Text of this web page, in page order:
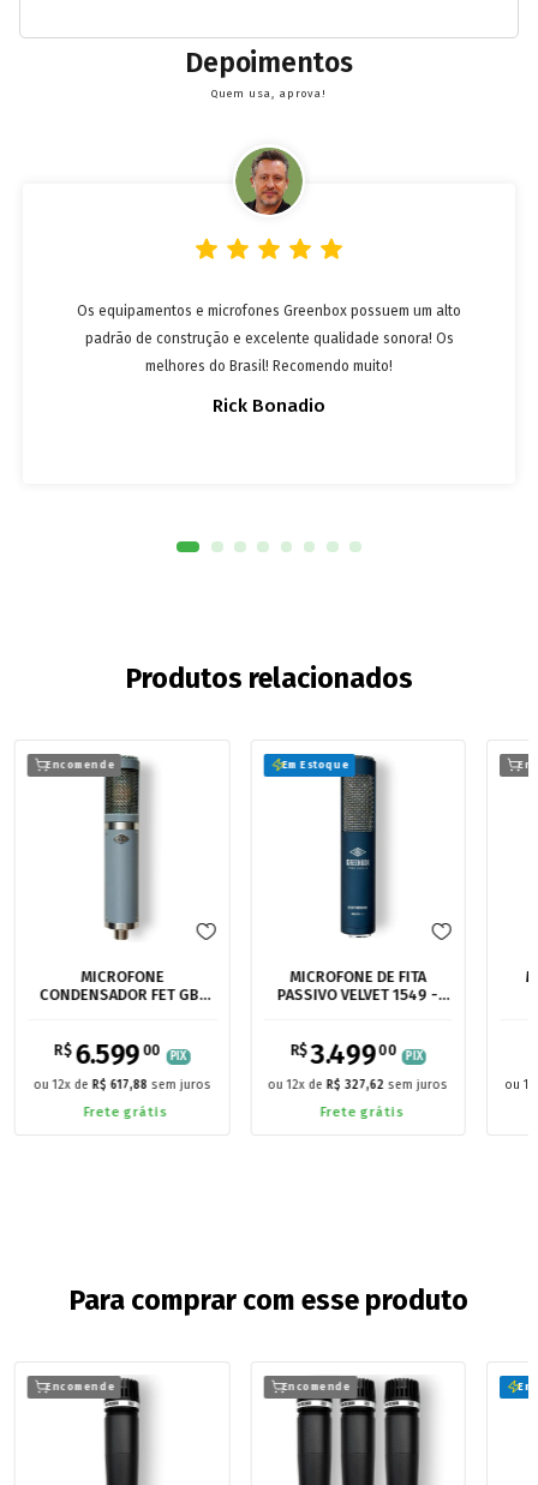
Depoimentos
Quem usa, aprova!
Os equipamentos e microfones Greenbox possuem um alto
padrão de construção e excelente qualidade sonora! Os
melhores do Brasil! Recomendo muito!
Rick Bonadio
Produtos relacionados
Encomende
MICROFONE
CONDENSADOR FET GB-
R$ 6.599 00
PIX
12x de R$ 617,88 sem juros
Frete grátis
Em Estoque
MICROFONE DE FITA
PASSIVO VELVET 1549 -
R$ 3.49900
PIX
12x de R$ 327,62 sem juros
Frete grátis
12
Para comprar com esse produto
Encomende Encomende Em